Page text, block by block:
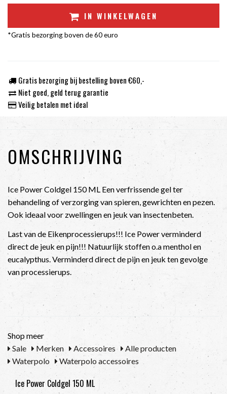
IN WINKELWAGEN
*Gratis bezorging boven de 60 euro
Gratis bezorging bij bestelling boven €60,-
Niet goed, geld terug garantie
Veilig betalen met ideal
OMSCHRIJVING
Ice Power Coldgel 150 ML Een verfrissende gel ter
behandeling of verzorging van spieren, gewrichten en pezen.
Ook ideaal voor zwellingen en jeuk van insectenbeten.
Last van de Eikenprocessierups!!! Ice Power verminderd
direct de jeuk en pijn!!! Natuurlijk stoffen o.a menthol en
eucalypthus. Verminderd direct de pijn en jeuk ten gevolge
van processierups.
Shop meer
Sale
Merken Accessoires
Alle producten
Waterpolo
Waterpolo accessoires
Ice Power Coldgel 150 ML